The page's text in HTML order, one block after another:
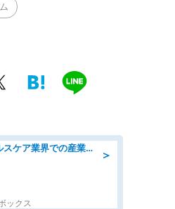
＞
「土日祝休み」ヘルスケア業界での産業保健師業務/看護師/高時給/要資格:正看護師
ックス